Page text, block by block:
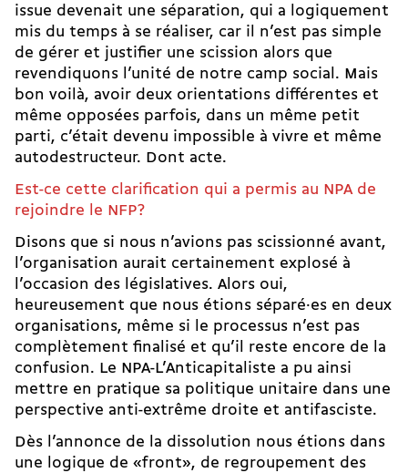
issue devenait une séparation, qui a logiquement
mis du temps à se réaliser, car il n’est pas simple
de gérer et justifier une scission alors que
revendiquons l’unité de notre camp social. Mais
bon voilà, avoir deux orientations différentes et
même opposées parfois, dans un même petit
parti, c’était devenu impossible à vivre et même
autodestructeur. Dont acte.
Est-ce cette clarification qui a permis au NPA de
rejoindre le NFP?
Disons que si nous n’avions pas scissionné avant,
l’organisation aurait certainement explosé à
l’occasion des législatives. Alors oui,
heureusement que nous étions séparé·es en deux
organisations, même si le processus n’est pas
complètement finalisé et qu’il reste encore de la
confusion. Le NPA-L’Anticapitaliste a pu ainsi
mettre en pratique sa politique unitaire dans une
perspective anti-­extrême droite et anti­fasciste.
Dès l’annonce de la dissolution nous étions dans
une logique de «front», de regroupement des